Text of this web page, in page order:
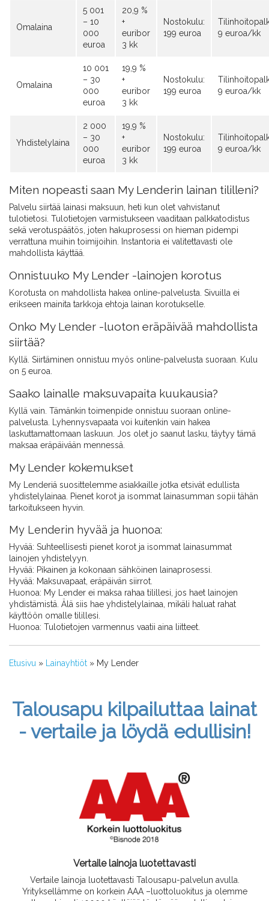
Omalaina
5 001
– 10
000
euroa
20,9 %
+
euribor
3 kk
Nostokulu:
199 euroa
9 euroa/kk
Omalaina
10 001
– 30
000
euroa
19,9 %
+
euribor
3 kk
Nostokulu:
199 euroa
9 euroa/kk
Yhdistelylaina
2 000
– 30
000
euroa
19,9 %
+
euribor
3 kk
Nostokulu:
199 euroa
9 euroa/kk
Miten nopeasti saan My Lenderin lainan tililleni?
Palvelu siirtää lainasi maksuun, heti kun olet vahvistanut
tulotietosi. Tulotietojen varmistukseen vaaditaan palkkatodistus
sekä verotuspäätös, joten hakuprosessi on hieman pidempi
verrattuna muihin toimijoihin. Instantoria ei valitettavasti ole
mahdollista käyttää.
Onnistuuko My Lender -lainojen korotus
Korotusta on mahdollista hakea online-palvelusta. Sivuilla ei
erikseen mainita tarkkoja ehtoja lainan korotukselle.
Onko My Lender -luoton eräpäivää mahdollista
siirtää?
Kyllä. Siirtäminen onnistuu myös online-palvelusta suoraan. Kulu
on 5 euroa.
Saako lainalle maksuvapaita kuukausia?
Kyllä vain. Tämänkin toimenpide onnistuu suoraan online-
palvelusta. Lyhennysvapaata voi kuitenkin vain hakea
laskuttamattomaan laskuun. Jos olet jo saanut lasku, täytyy tämä
maksaa eräpäivään mennessä.
My Lender kokemukset
My Lenderiä suosittelemme asiakkaille jotka etsivät edullista
yhdistelylainaa. Pienet korot ja isommat lainasumman sopii tähän
tarkoitukseen hyvin.
My Lenderin hyvää ja huonoa:
Hyvää: Suhteellisesti pienet korot ja isommat lainasummat
lainojen yhdistelyyn.
Hyvää: Pikainen ja kokonaan sähköinen lainaprosessi.
Hyvää: Maksuvapaat, eräpäivän siirrot.
Huonoa: My Lender ei maksa rahaa tilillesi, jos haet lainojen
yhdistämistä. Älä siis hae yhdistelylainaa, mikäli haluat rahat
käyttöön omalle tilillesi.
Huonoa: Tulotietojen varmennus vaatii aina liitteet.
Etusivu » Lainayhtiöt » My Lender
Talousapu kilpailuttaa lainat
- vertaile ja löydä edullisin!
Vertaile lainoja luotettavasti
Vertaile lainoja luotettavasti Talousapu-palvelun avulla.
Yrityksellämme on korkein AAA –luottoluokitus ja olemme